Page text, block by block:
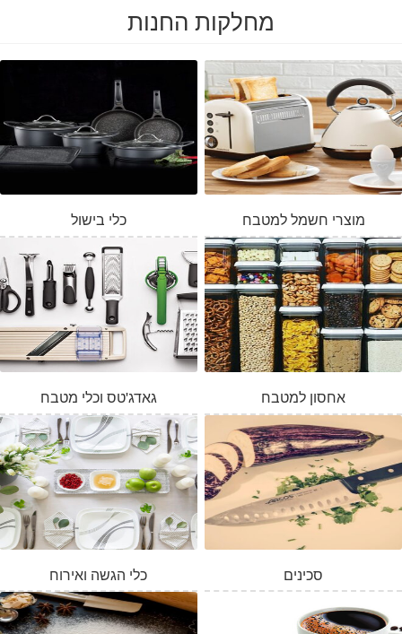
מחלקות החנות
כלי בישול מוצרי חשמל למטבח
גאדג'טס וכלי מטבח אחסון למטבח
כלי הגשה ואירוח סכינים